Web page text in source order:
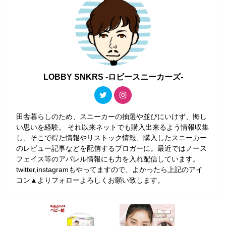
LOBBY SNKRS -ロビースニーカーズ-
田舎暮らしのため、スニーカーの抽選や並びにいけず、悔し
い思いを経験。 それ以来ネットでも購入出来るよう情報収集
し、そこで得た情報やリストック情報、購入したスニーカー
のレビュー記事などを配信するブロガーに。最近ではノース
フェイス等のアパレル情報にも力を入れ配信しています。
twitter,instagramもやってますので、よかったら上記のアイ
コン▲よりフォローよろしくお願い致します。